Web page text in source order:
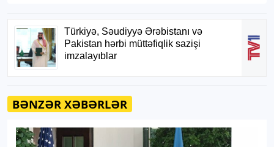
BƏNZƏR XƏBƏRLƏR